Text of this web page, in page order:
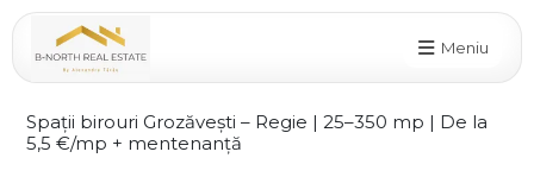
Meniu
Spații birouri Grozăvești – Regie | 25–350 mp | De la
5,5 €/mp + mentenanță